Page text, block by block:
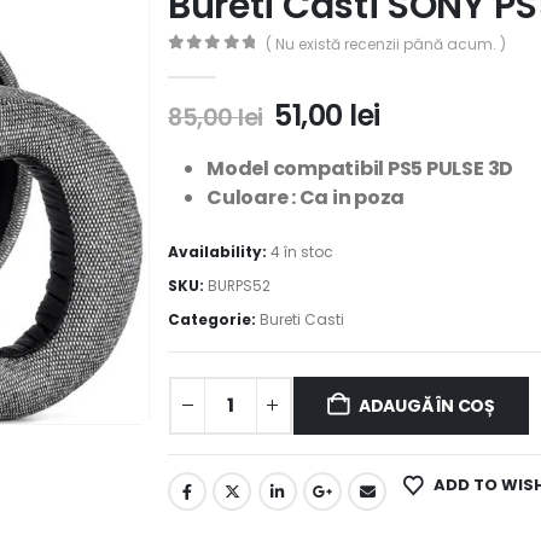
( Nu există recenzii până acum. )
85,00lei 51,00 lei
Model compatibil PS5 PULSE 3D
Culoare : Ca in poza
Availability: 4 în stoc
SKU: BURPS52
Categorie: Bureti Casti
ADAUGĂ ÎN COȘ
ADD TO